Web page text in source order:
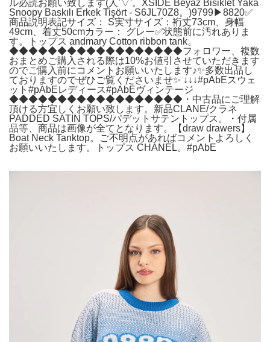
ル必読お願い致します(人’▽'。XSIDE Beyaz Bisiklet Yaka
Snoopy Baskılı Erkek Tişört - S6JL70Z8。)9799▶︎8820✅
商品説明表記サイズ： S実寸サイズ：裄丈73cm、身幅
49cm、着丈50cmカラー： グレー✅状態前に汚れありま
す。トップス andmary Cotton ribbon tank。
◆◆◆◆◆◆◆◆◆◆◆◆◆◆◆◆◆◆フォロワー、複数
おまとめご購入される際は10%お値引させていただきます
のでご購入前にコメントお願いいたします♪✨多数出品し
ておりますのでぜひご覧くださいませ✨ ↓↓↓#pAbEスウェ
ット#pAbEレディース#pAbEヴィンテージ
◆◆◆◆◆◆◆◆◆◆◆◆◆◆◆◆◆◆・中古品にご理解
頂ける方宜しくお願い致します。新品CLANE/クラネ
PADDED SATIN TOPS/パデットサテントップス。・付属
品等、商品は画像が全てとなります。【draw drawers】
Boat Neck Tanktop。ご不明点があればコメントよろしく
お願いいたします。トップス CHANEL。#pAbE